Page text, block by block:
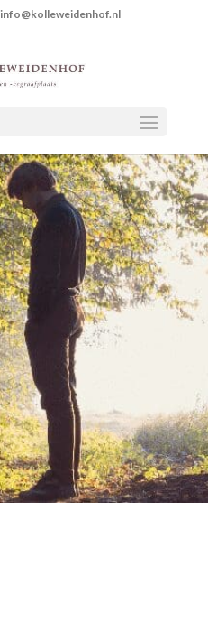
info@kolleweidenhof.nl